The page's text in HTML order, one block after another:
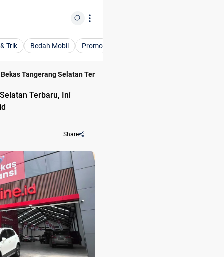
Trik Bedah Mobil Promo
Tangerang Selatan Terbaru, Ini Penawaran Terbaik di Caroline.id
Terbaru, Ini
Share